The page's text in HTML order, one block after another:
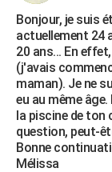
Bonjour, je suis
actuellement 24
20 ans... En
(j'avais
maman). Je ne
eu au même
la piscine de ton
question, peut-
Bonne
Mélissa